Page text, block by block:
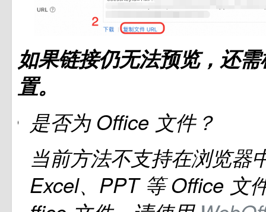
如果链接仍无法预览，还
置。
是否为Office 文件？
当前方法不支持在浏览器
Excel、PPT 等Office 文